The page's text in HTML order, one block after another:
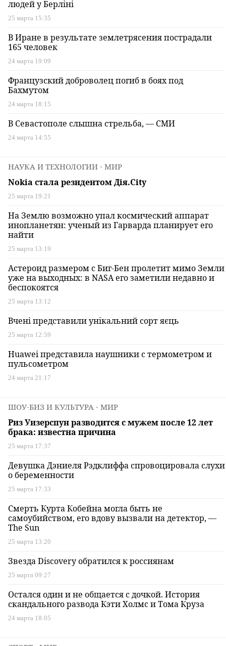
людей у Берліні
25 марта 15:35
В Иране в результате землетрясения пострадали
165 человек
24 марта 19:09
Французский доброволец погиб в боях под
Бахмутом
24 марта 18:15
В Севастополе слышна стрельба, — СМИ
24 марта 14:55
НАУКА И ТЕХНОЛОГИИ ⋅ МИР
Nokia стала резидентом Дія.City
25 марта 19:21
На Землю возможно упал космический аппарат
инопланетян: ученый из Гарварда планирует его
найти
25 марта 13:19
Астероид размером с Биг-Бен пролетит мимо Земли
уже на выходных: в NASA его заметили недавно и
беспокоятся
25 марта 13:12
Вчені представили унікальний сорт яєць
25 марта 12:59
Huawei представила наушники с термометром и
пульсометром
24 марта 21:17
ШОУ-БИЗ И КУЛЬТУРА ⋅ МИР
Риз Уизерспун разводится с мужем после 12 лет
брака: известна причина
25 марта 17:37
Девушка Дэниеля Рэдклиффа спровоцировала слухи
о беременности
25 марта 17:33
Смерть Курта Кобейна могла быть не
самоубийством, его вдову вызвали на детектор, —
The Sun
25 марта 13:20
Звезда Discovery обратился к россиянам
25 марта 09:27
Остался один и не общается с дочкой. История
скандального развода Кэти Холмс и Тома Круза
24 марта 18:05